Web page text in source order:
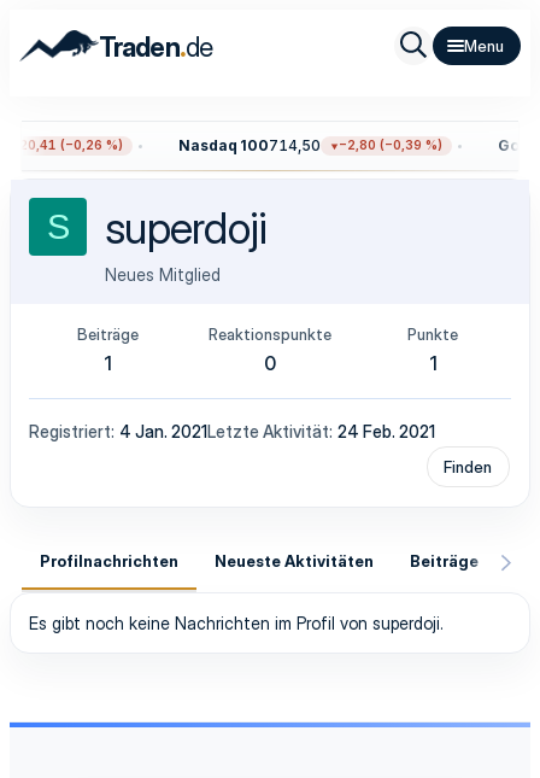
Traden.de
−20,41 (−0,26 %) Nasdaq 100714,50 −2,80 (−0,39 %) Gold
S superdoji
Neues Mitglied
Beiträge
1
Reaktionspunkte
0
Punkte
1
Registriert 4 Jan. 2021Letzte Aktivität 24 Feb. 2021
Finden
Profilnachrichten Neueste Aktivitäten Beiträge
Es gibt noch keine Nachrichten im Profil von superdoji.